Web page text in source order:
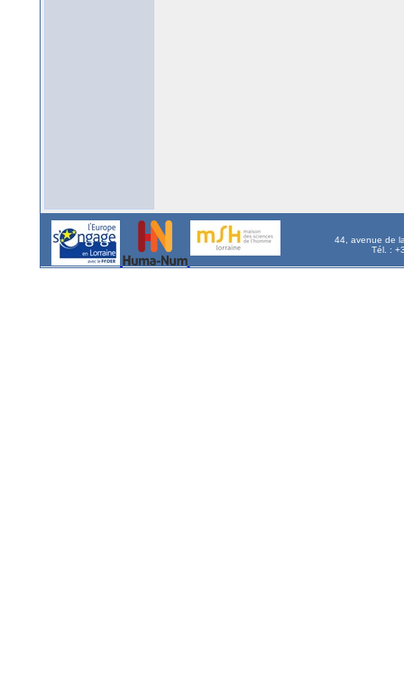
44, avenue de
Tél. :